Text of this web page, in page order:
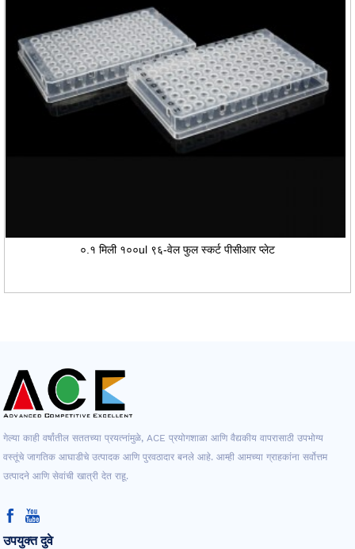
०.१ मिली १००ul ९६-वेल फुल स्कर्ट पीसीआर प्लेट
गेल्या काही वर्षांतील सततच्या प्रयत्नांमुळे, ACE प्रयोगशाळा आणि वैद्यकीय वापरासाठी उपभोग्य
वस्तूंचे जागतिक आघाडीचे उत्पादक आणि पुरवठादार बनले आहे. आम्ही आमच्या ग्राहकांना सर्वोत्तम
उत्पादने आणि सेवांची खात्री देत ​​राहू.
उपयुक्त दुवे